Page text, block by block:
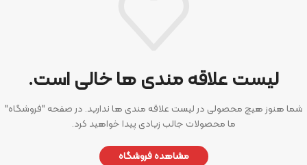
لیست علاقه مندی ها خالی است.
شما هنوز هیچ محصولی در لیست علاقه مندی ها ندارید. در صفحه "فروشگاه"
ما محصولات جالب زیادی پیدا خواهید کرد.
مشاهده فروشگاه